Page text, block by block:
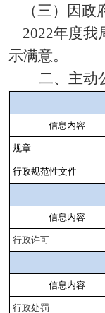
（三）因政
2022年度我
示满意。
二、主动
信息内容
规章
行政规范性文件
信息内容
行政许可
信息内容
行政处罚